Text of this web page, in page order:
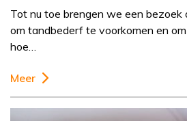
Tot nu toe brengen we een bezoek
om tandbederf te voorkomen en
hoe…
Meer